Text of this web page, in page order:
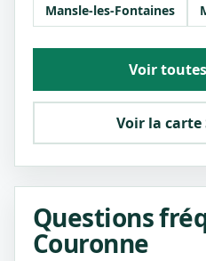
Mansle-les-Fontaines
Voir
Voir la
Questions
Couronne